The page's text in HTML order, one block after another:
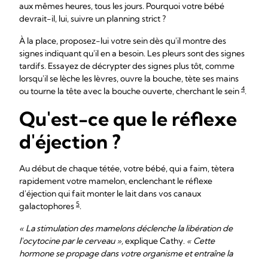
aux mêmes heures, tous les jours. Pourquoi votre bébé
devrait-il, lui, suivre un planning strict ?
À la place, proposez-lui votre sein dès qu'il montre des
signes indiquant qu'il en a besoin. Les pleurs sont des signes
tardifs. Essayez de décrypter des signes plus tôt, comme
lorsqu'il se lèche les lèvres, ouvre la bouche, tète ses mains
ou tourne la tête avec la bouche ouverte, cherchant le sein 4.
Qu'est-ce que le réflexe
d'éjection ?
Au début de chaque tétée, votre bébé, qui a faim, tètera
rapidement votre mamelon, enclenchant le réflexe
d'éjection qui fait monter le lait dans vos canaux
galactophores 5.
« La stimulation des mamelons déclenche la libération de
l'ocytocine par le cerveau »,explique Cathy. « Cette
hormone se propage dans votre organisme et entraîne la